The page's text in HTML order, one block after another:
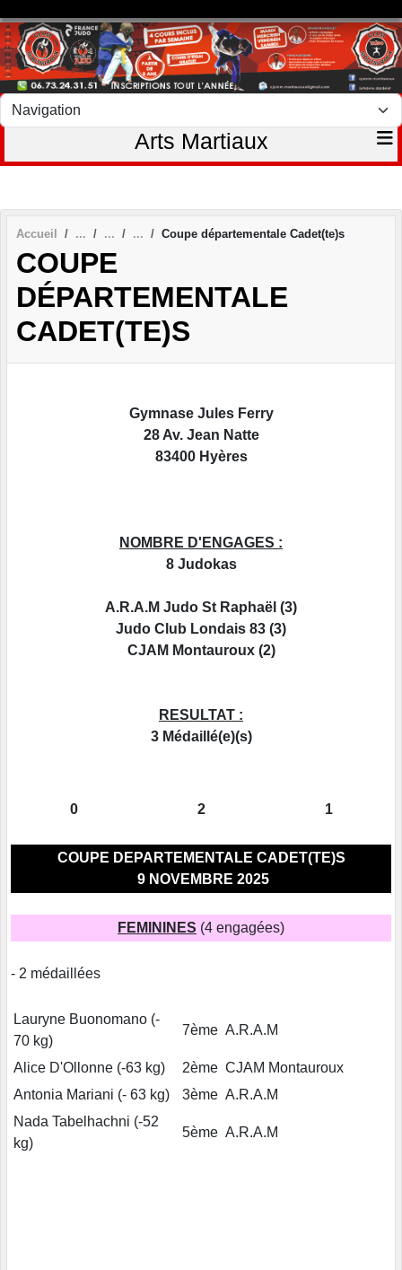
Arts Martiaux
Accueil Coupe départementale Cadet(te)s
COUPE
DÉPARTEMENTALE
CADET(TE)S
Gymnase Jules Ferry
28 Av. Jean Natte
83400 Hyères
NOMBRE D'ENGAGES :
8 Judokas
A.R.A.M Judo St Raphaël (3)
Judo Club Londais 83 (3)
CJAM Montauroux (2)
RESULTAT :
3 Médaillé(e)(s)
0 2 1
COUPE DEPARTEMENTALE CADET(TE)S
9 NOVEMBRE 2025
FEMININES (4 engagées)
- 2 médaillées
Lauryne Buonomano (-
70 kg)
7ème A.R.A.M
Alice D'Ollonne (-63 kg) 2ème CJAM Montauroux
Antonia Mariani (- 63 kg)
3ème A.R.A.M
Nada Tabelhachni (-52
kg)
5ème A.R.A.M